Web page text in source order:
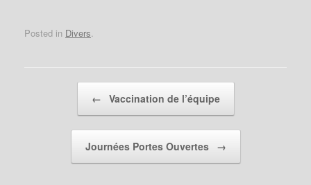
Posted in Divers
← Vaccination de l’équipe
Journées Portes Ouvertes →